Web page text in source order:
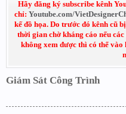
Hãy đăng ký subscribe kênh
chỉ: Youtube.com/
kế đồ họa. Do trước đó kênh cũ
thời gian chờ kháng cáo nếu
không xem được thì có thể
Giám Sát Công Trình